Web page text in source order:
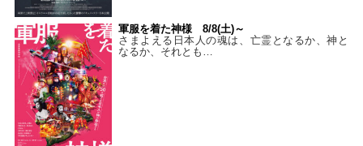
軍服を着た神様 8/8(土)～
さまよえる日本人の魂は、亡霊となるか、神と
なるか、それとも…